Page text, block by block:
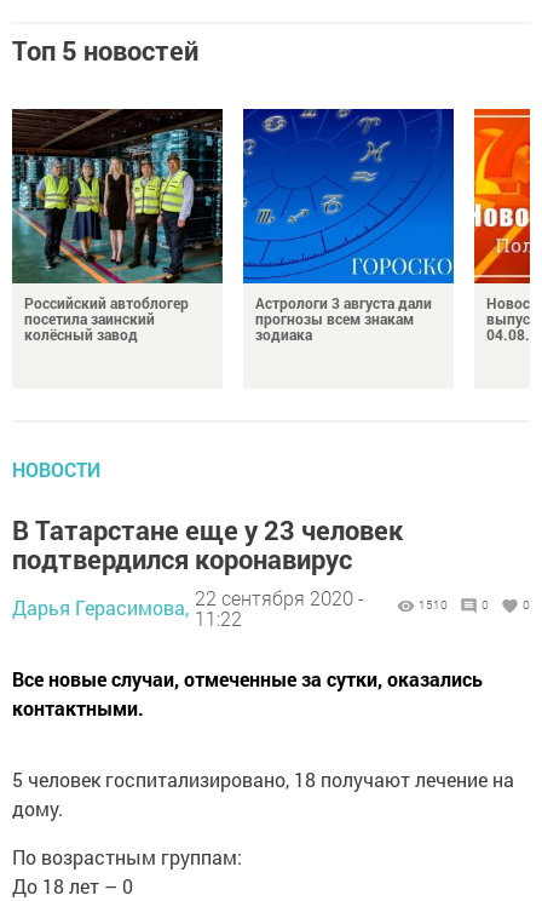
Топ 5 новостей
Российский автоблогер
посетила заинский
колёсный завод
Астрологи 3 августа дали
прогнозы всем знакам
зодиака
НОВОСТИ
В Татарстане еще у 23 человек
подтвердился коронавирус
Дарья Герасимова, 22 сентября 2020 -
11:22
1510 0 0
Все новые случаи, отмеченные за сутки, оказались
контактными.
5 человек госпитализировано, 18 получают лечение на
дому.
По возрастным группам:
До 18 лет – 0